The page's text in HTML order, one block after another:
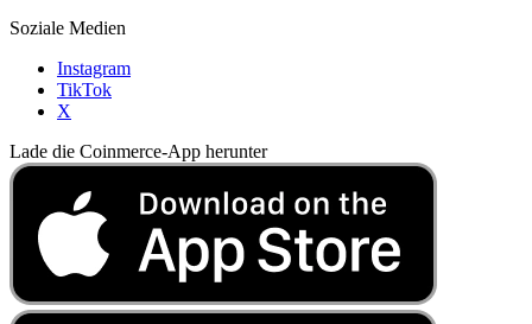
Soziale Medien
Instagram
TikTok
X
Lade die Coinmerce-App herunter